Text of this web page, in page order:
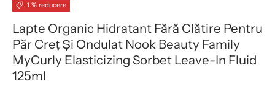
1 % reducere
Lapte Organic Hidratant Fără Clătire Pentru
Păr Creț Și Ondulat Nook Beauty Family
MyCurly Elasticizing Sorbet Leave-In Fluid
125ml